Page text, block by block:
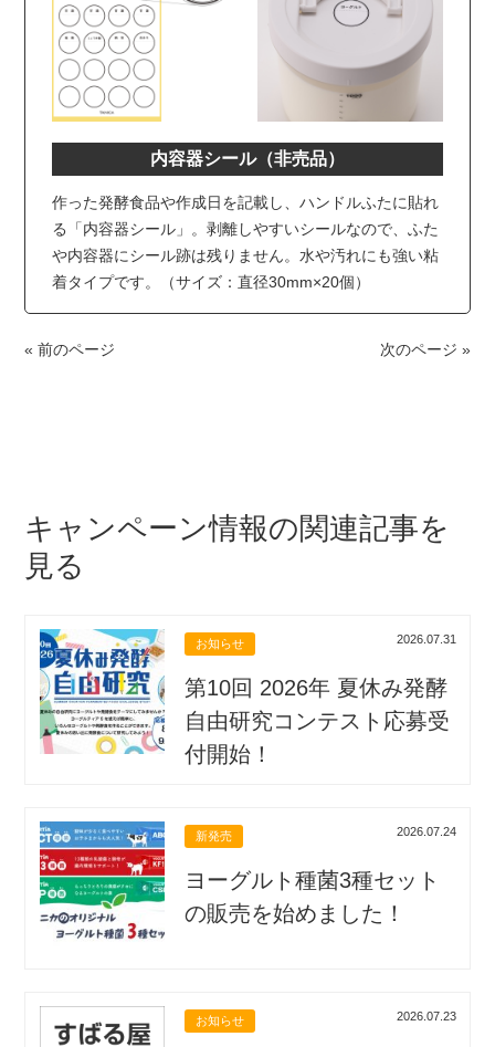
内容器シール（非売品）
作った発酵食品や作成日を記載し、ハンドルふたに貼れ
る「内容器シール」。剥離しやすいシールなので、ふた
や内容器にシール跡は残りません。水や汚れにも強い粘
着タイプです。（サイズ：直径30mm×20個）
« 前のページ 次のページ »
キャンペーン情報の関連記事を
見る
お知らせ 2026.07.31
第10回 2026年 夏休み発酵
自由研究コンテスト応募受
付開始！
新発売 2026.07.24
ヨーグルト種菌3種セット
の販売を始めました！
お知らせ 2026.07.23